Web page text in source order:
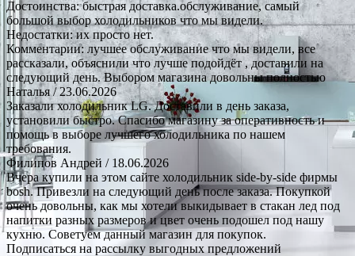
Достоинства: быстрая доставка.обслуживание, самый
большой выбор холодильников что мы видели.
Недостатки: их просто нет.
Комментарии: лучшее обслуживание что мы видели, все
рассказали, объяснили что лучше подойдёт , доставили на
следующий день. Выбором магазина довольны полностью
Наталья/ 23.06.2026
Заказали холодильник LG. Доставили в день заказа,
установили быстро. Спасибо магазину за оперативность и
помощь в выборе лучшего холодильника по нашем
требования.
Филипов Андрей / 18.06.2026
Вчера купили на этом сайте холодильник side-by-side фирмы
bosh. Привезли на следующий день после заказа. Покупкой
очень довольны, как мы хотели выкидывает в стакан лед под
напитки разных размеров и цвет очень подошел под нашу
кухню. Советуем данный магазин для покупок.
Подписаться на рассылку выгодных предложений